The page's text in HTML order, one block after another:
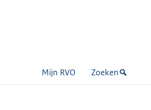
Mijn RVO Zoeken